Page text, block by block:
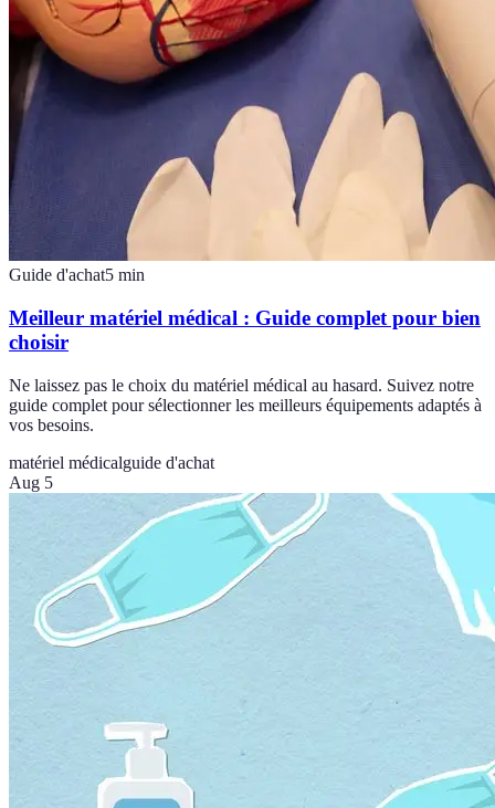
Guide d'achat5 min
Meilleur matériel médical : Guide complet pour bien
choisir
Ne laissez pas le choix du matériel médical au hasard. Suivez notre
guide complet pour sélectionner les meilleurs équipements adaptés à
vos besoins.
matériel médicalguide d'achat
Aug 5